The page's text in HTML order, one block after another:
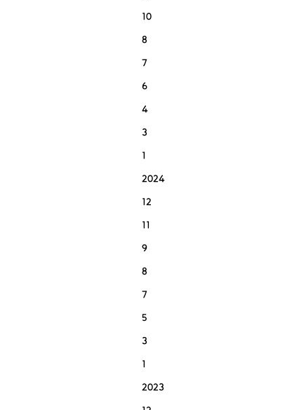
10
8
7
6
4
3
1
2024
12
11
9
8
7
5
3
1
2023